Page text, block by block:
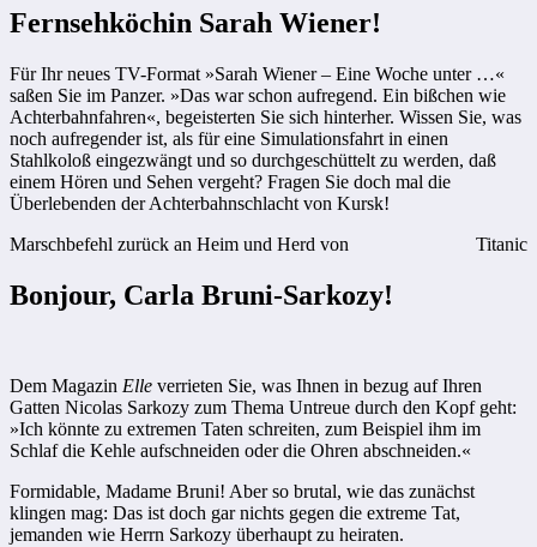
Fernsehköchin Sarah Wiener!
Für Ihr neues TV-Format »Sarah Wiener – Eine Woche unter …«
saßen Sie im Panzer. »Das war schon aufregend. Ein bißchen wie
Achterbahnfahren«, begeisterten Sie sich hinterher. Wissen Sie, was
noch aufregender ist, als für eine Simulationsfahrt in einen
Stahlkoloß eingezwängt und so durchgeschüttelt zu werden, daß
einem Hören und Sehen vergeht? Fragen Sie doch mal die
Überlebenden der Achterbahnschlacht von Kursk!
Marschbefehl zurück an Heim und Herd von
Titanic
Bonjour, Carla Bruni-Sarkozy!
Dem Magazin Elle verrieten Sie, was Ihnen in bezug auf Ihren
Gatten Nicolas Sarkozy zum Thema Untreue durch den Kopf geht:
»Ich könnte zu extremen Taten schreiten, zum Beispiel ihm im
Schlaf die Kehle aufschneiden oder die Ohren abschneiden.«
Formidable, Madame Bruni! Aber so brutal, wie das zunächst
klingen mag: Das ist doch gar nichts gegen die extreme Tat,
jemanden wie Herrn Sarkozy überhaupt zu heiraten.